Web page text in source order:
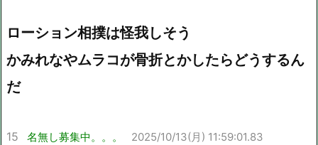
ローション相撲は怪我しそう
かみれなやムラコが骨折とかしたらどうするん
だ
15 名無し募集中。。。 2025/10/13(月) 11:59:01.83